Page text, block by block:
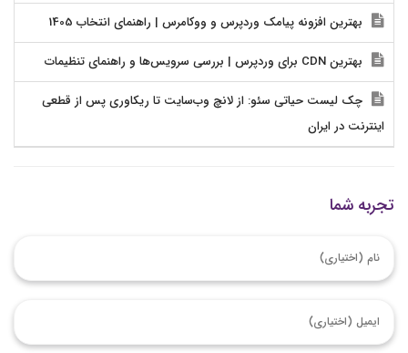
بهترین افزونه پیامک وردپرس و ووکامرس | راهنمای انتخاب 1405
بهترین CDN برای وردپرس | بررسی سرویس‌ها و راهنمای تنظیمات
چک لیست حیاتی سئو: از لانچ وب‌سایت تا ریکاوری پس از قطعی
اینترنت در ایران
تجربه شما